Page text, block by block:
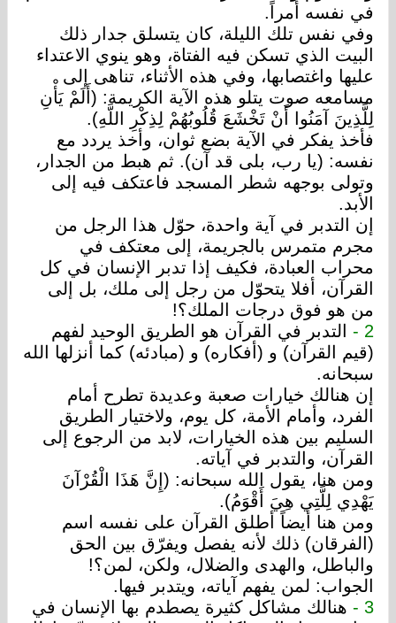
في نفسه أمراً.
وفي نفس تلك الليلة، كان يتسلق جدار ذلك
البيت الذي تسكن فيه الفتاة، وهو ينوي الاعتداء
عليها واغتصابها، وفي هذه الأثناء، تناهى إلى
مسامعه صوت يتلو هذه الآية الكريمة: (أَلَمْ يَأْنِ
لِلَّذِينَ آمَنُوا أَنْ تَخْشَعَ قُلُوبُهُمْ لِذِكْرِ اللَّهِ).
فأخذ يفكر في الآية بضع ثوان، وأخذ يردد مع
نفسه: (يا رب، بلى قد آن). ثم هبط من الجدار،
وتولى بوجهه شطر المسجد فاعتكف فيه إلى
الأبد.
إن التدبر في آية واحدة، حوّل هذا الرجل من
مجرم متمرس بالجريمة، إلى معتكف في
محراب العبادة، فكيف إذا تدبر الإنسان في كل
القرآن، أفلا يتحوّل من رجل إلى ملك، بل إلى
من هو فوق درجات الملك؟!
2 -
التدبر في القرآن هو الطريق الوحيد لفهم
(قيم القرآن) و (أفكاره) و (مبادئه) كما أنزلها الله
سبحانه.
إن هنالك خيارات صعبة وعديدة تطرح أمام
الفرد، وأمام الأمة، كل يوم، ولاختيار الطريق
السليم بين هذه الخيارات، لابد من الرجوع إلى
القرآن، والتدبر في آياته.
ومن هنا، يقول الله سبحانه: (إِنَّ هَذَا الْقُرْآنَ
يَهْدِي لِلَّتِي هِيَ أَقْوَمُ).
ومن هنا أيضاً أطلق القرآن على نفسه اسم
(الفرقان) ذلك لأنه يفصل ويفرّق بين الحق
والباطل، والهدى والضلال، ولكن، لمن؟!
الجواب: لمن يفهم آياته، ويتدبر فيها.
3 -
هنالك مشاكل كثيرة يصطدم بها الإنسان في